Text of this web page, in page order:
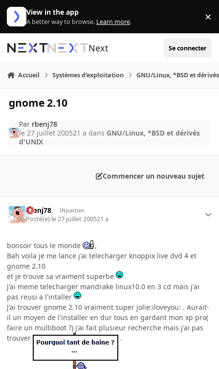
Aller au contenu
View in the app
A better way to browse. Learn more. ×
Next Se connecter
Accueil Systèmes d'exploitation GNU/Linux, *BSD et
gnome 2.10
Par rbenj78
le 27 juillet 200521 a dans GNU/Linux, *BSD et dérivés
d'UNIX
Commencer un nouveau sujet
rbenj78 INpactien
Posté(e) le 27 juillet 200521 a
bonsoir tous le monde
,
Bah voila je me lance j'ai telecharger knoppix live dvd 4 et
gnome 2.10
et je trouve sa vraiment superbe
J'ai meme telecharger mandrake linux10.0 en 3 cd mais j'ai
pas reusi a l'intaller
J'ai trouver gnome 2.10 vraiment super jolie:iloveyou: . Aurait-
il un moyen de l'installer en dur tous en gardant mon xp pro(
faire un multiboot ?) j'ai fait plusieur recherche mais j'ai pas
trouver
.